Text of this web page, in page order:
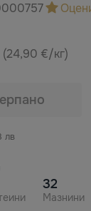
(24,90 €/кг)
лв
32
Мазнини